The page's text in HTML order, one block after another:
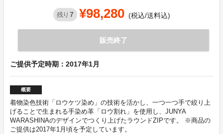
残り 7 ¥98,280 (税込/送料込)
販売終了
ご提供予定時期：2017年1月
概要
着物染色技術「ロウケツ染め」の技術を活かし、一つ一つ手で絞り上
げることで生まれる手染め革「ロウ割れ」を使用し、JUNYA
WARASHINAのデザインでつくり上げたラウンドZIPです。 ※商品の
ご提供は2017年1月頃を予定しています。